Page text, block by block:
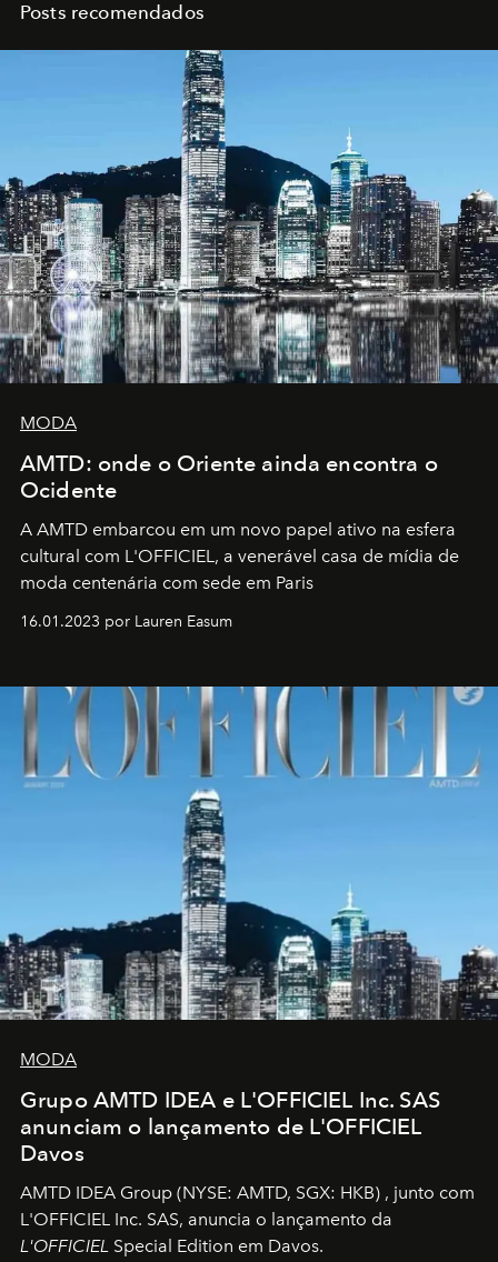
Posts recomendados
MODA
AMTD: onde o Oriente ainda encontra o
Ocidente
A AMTD embarcou em um novo papel ativo na esfera
cultural com L'OFFICIEL, a venerável casa de mídia de
moda centenária com sede em Paris
16.01.2023 por Lauren Easum
MODA
Grupo AMTD IDEA e L'OFFICIEL Inc. SAS
anunciam o lançamento de L'OFFICIEL
Davos
AMTD IDEA Group (NYSE: AMTD, SGX: HKB) , junto com
L'OFFICIEL Inc. SAS, anuncia o lançamento da
L'OFFICIEL Special Edition em Davos.